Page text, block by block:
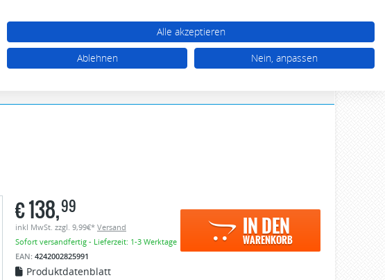
03 92 68 / 39 77 77
Mo - Do 10.00 - 17.00 Uhr, Fr 10.00 - 16.00 Uhr
IN DEN
WARENKORB
€138,99
inkl MwSt. zzgl. 9,99€* Versand
Sofort versandfertig - Lieferzeit: 1-3 Werktage
EAN: 4242002825991
Produktdatenblatt
Alle akzeptieren
Ablehnen
Nein, anpassen